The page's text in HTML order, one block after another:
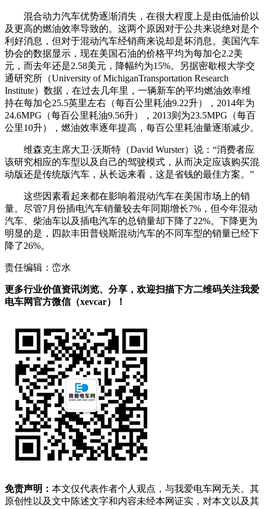
混合动力汽车优势逐渐消失，在很大程度上是由低油价以
及更高的燃油效率导致的。这两个原因对于公共来说绝对是个
利好消息，但对于混动汽车经销商来说却是坏消息。美国汽车
协会的数据显示，现在美国石油的价格平均为每加仑2.2美
元，而去年还是2.58美元，降幅约为15%。另据密歇根大学交
通研究所（University of MichiganTransportation Research
Institute）数据，在过去几年里，一辆新车的平均燃油效率维
持在每加仑25.5英里左右（每百公里耗油9.22升），2014年为
24.6MPG（每百公里耗油9.56升），2013则为23.5MPG（每百
公里10升），燃油效率逐年提高，每百公里耗油量逐渐减少。
维森克主席大卫·沃斯特（David Wurster）说：“消费者应
该研究相应的车型以及自己的驾驶模式，从而决定应该购买混
动版还是传统版汽车，从长远来看，这是省钱的最佳方案。”
这些因素看起来都在影响着混动汽车在美国市场上的销
量。尽管7月份插电汽车销量较去年同期增长7%，但今年混动
汽车、柴油车以及插电汽车的总销量却下降了22%。下降更为
明显的是，四款丰田普锐斯混动汽车的不同车型的销量已经下
降了26%。
责任编辑：峦水
更多行业价值资讯浏览、分享，欢迎扫描下方二维码关注我爱
电车网官方微信（xevcar）！
免责声明： 本文仅代表作者个人观点，与我爱电车网无关。其
原创性以及文中陈述文字和内容未经本网证实，对本文以及其